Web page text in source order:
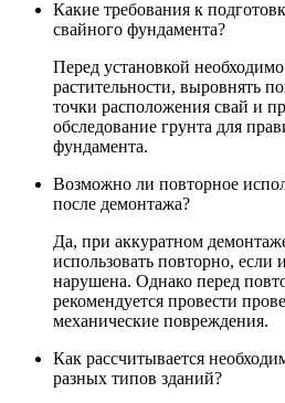
Какие требования к
свайного фундамента?
Перед установкой
растительности, выровнять
точки расположения свай и
обследование грунта для
фундамента.
Возможно ли повторное
после демонтажа?
Да, при аккуратном
использовать повторно, если
нарушена. Однако перед
рекомендуется провести
механические повреждения.
Как рассчитывается
разных типов зданий?